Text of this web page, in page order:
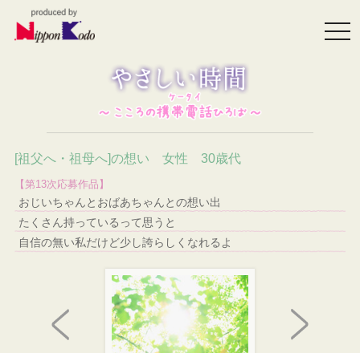
[祖父へ・祖母へ]の想い 女性 30歳代
【第13次応募作品】
おじいちゃんとおばあちゃんとの想い出
たくさん持っているって思うと
自信の無い私だけど少し誇らしくなれるよ